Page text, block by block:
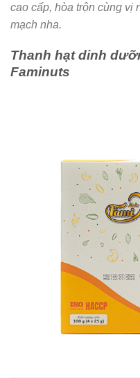
cao cấp, hòa trộn cùng vị
mạch nha.
Thanh hạt dinh
Faminuts